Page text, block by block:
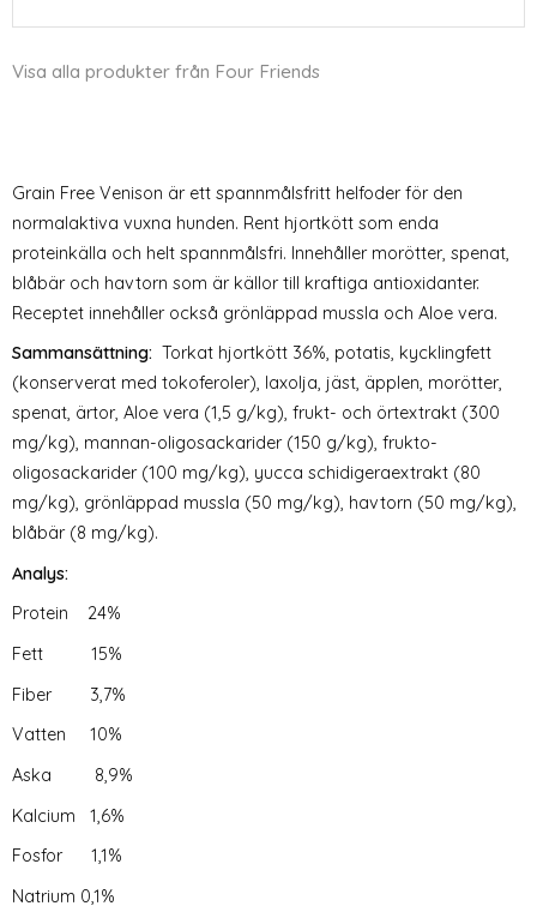
Visa alla produkter från Four Friends
Grain Free Venison är ett spannmålsfritt helfoder för den
normalaktiva vuxna hunden. Rent hjortkött som enda
proteinkälla och helt spannmålsfri. Innehåller morötter, spenat,
blåbär och havtorn som är källor till kraftiga antioxidanter.
Receptet innehåller också grönläppad mussla och Aloe vera.
Sammansättning: Torkat hjortkött 36%, potatis, kycklingfett
(konserverat med tokoferoler), laxolja, jäst, äpplen, morötter,
spenat, ärtor, Aloe vera (1,5 g/kg), frukt- och örtextrakt (300
mg/kg), mannan-oligosackarider (150 g/kg), frukto-
oligosackarider (100 mg/kg), yucca schidigeraextrakt (80
mg/kg), grönläppad mussla (50 mg/kg), havtorn (50 mg/kg),
blåbär (8 mg/kg).
Analys:
Protein 24%
Fett 15%
Fiber 3,7%
Vatten 10%
Aska 8,9%
Kalcium 1,6%
Fosfor 1,1%
Natrium 0,1%